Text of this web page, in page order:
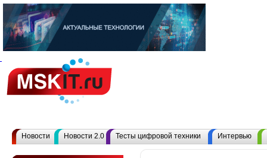
Новости Новости 2.0 Тесты цифровой техники Интервью